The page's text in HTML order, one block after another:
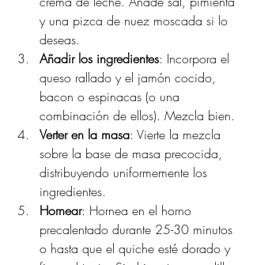
y una pizca de nuez moscada si lo
deseas.
Añadir los ingredientes: Incorpora el
queso rallado y el jamón cocido,
bacon o espinacas (o una
combinación de ellos). Mezcla bien.
Verter en la masa: Vierte la mezcla
sobre la base de masa precocida,
distribuyendo uniformemente los
ingredientes.
Hornear: Hornea en el horno
precalentado durante 25-30 minutos
o hasta que el quiche esté dorado y